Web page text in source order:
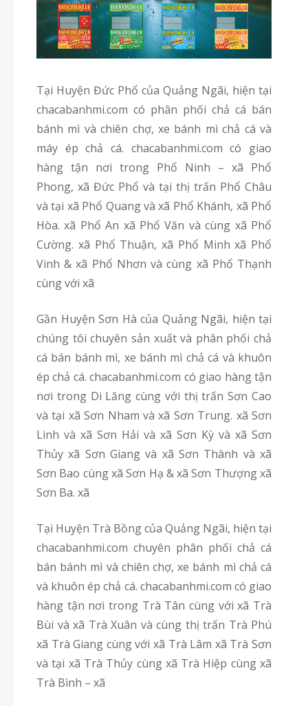
Tại Huyện Đức Phổ của Quảng Ngãi, hiện tại
chacabanhmi.com có phân phối chả cá bán
bánh mì và chiên chợ, xe bánh mì chả cá và
máy ép chả cá. chacabanhmi.com có giao
hàng tận nơi trong Phổ Ninh – xã Phổ
Phong, xã Đức Phổ và tại thị trấn Phổ Châu
và tại xã Phổ Quang và xã Phổ Khánh, xã Phổ
Hòa. xã Phổ An xã Phổ Văn và cùng xã Phổ
Cường. xã Phổ Thuận, xã Phổ Minh xã Phổ
Vinh & xã Phổ Nhơn và cùng xã Phổ Thạnh
cùng với xã
Gần Huyện Sơn Hà của Quảng Ngãi, hiện tại
chúng tôi chuyên sản xuất và phân phối chả
cá bán bánh mì, xe bánh mì chả cá và khuôn
ép chả cá. chacabanhmi.com có giao hàng tận
nơi trong Di Lăng cùng với thị trấn Sơn Cao
và tại xã Sơn Nham và xã Sơn Trung. xã Sơn
Linh và xã Sơn Hải và xã Sơn Kỳ và xã Sơn
Thủy xã Sơn Giang và xã Sơn Thành và xã
Sơn Bao cùng xã Sơn Hạ & xã Sơn Thượng xã
Sơn Ba. xã
Tại Huyện Trà Bồng của Quảng Ngãi, hiện tại
chacabanhmi.com chuyên phân phối chả cá
bán bánh mì và chiên chợ, xe bánh mì chả cá
và khuôn ép chả cá. chacabanhmi.com có giao
hàng tận nơi trong Trà Tân cùng với xã Trà
Bùi và xã Trà Xuân và cùng thị trấn Trà Phú
xã Trà Giang cùng với xã Trà Lâm xã Trà Sơn
và tại xã Trà Thủy cùng xã Trà Hiệp cùng xã
Trà Bình – xã